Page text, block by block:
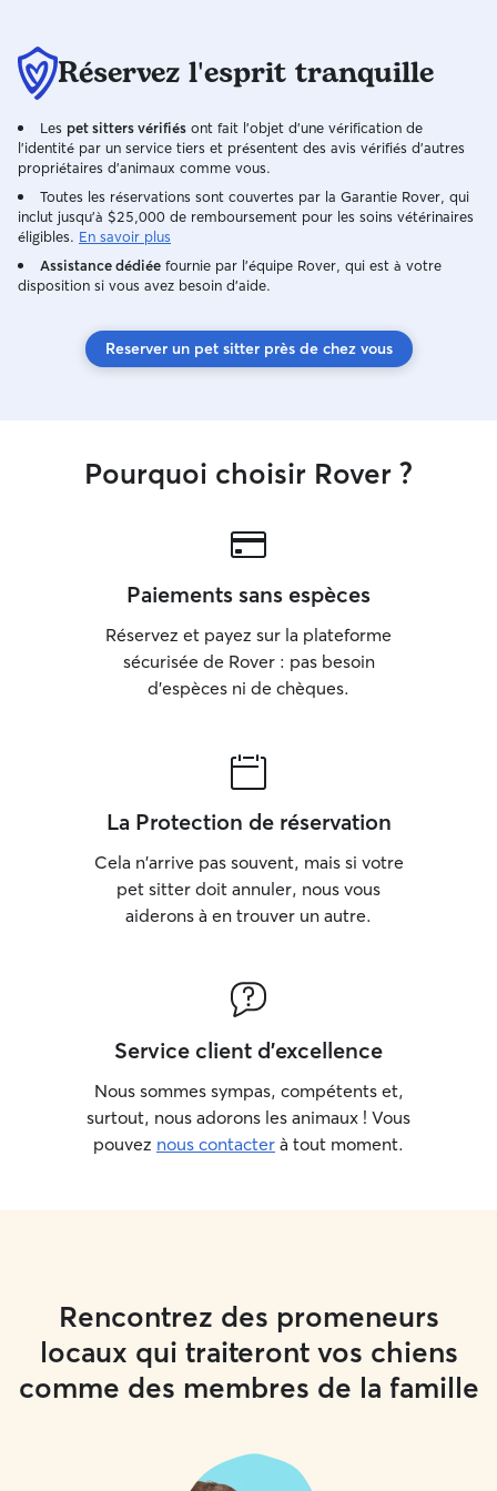
Réservez l'esprit tranquille
Les pet sitters vérifiés ont fait l'objet d'une vérification de
l'identité par un service tiers et présentent des avis vérifiés d'autres
propriétaires d'animaux comme vous.
Toutes les réservations sont couvertes par la Garantie Rover, qui
inclut jusqu'à $25,000 de remboursement pour les soins vétérinaires
éligibles. En savoir plus
Assistance dédiée fournie par l'équipe Rover, qui est à votre
disposition si vous avez besoin d'aide.
Reserver un pet sitter près de chez vous
Pourquoi choisir Rover ?
Paiements sans espèces
Réservez et payez sur la plateforme
sécurisée de Rover : pas besoin
d'espèces ni de chèques.
La Protection de réservation
Cela n'arrive pas souvent, mais si votre
pet sitter doit annuler, nous vous
aiderons à en trouver un autre.
Service client d'excellence
Nous sommes sympas, compétents et,
surtout, nous adorons les animaux ! Vous
pouvez nous contacter à tout moment.
Rencontrez des promeneurs
locaux qui traiteront vos chiens
comme des membres de la famille